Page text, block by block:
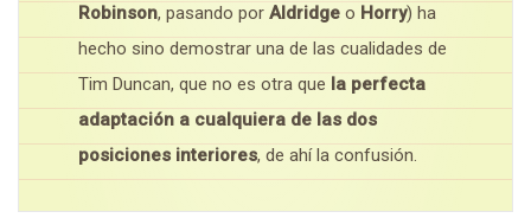
Robinson, pasando por Aldridge o Horry) ha
hecho sino demostrar una de las cualidades de
Tim Duncan, que no es otra que la perfecta
adaptación a cualquiera de las dos
posiciones interiores, de ahí la confusión.